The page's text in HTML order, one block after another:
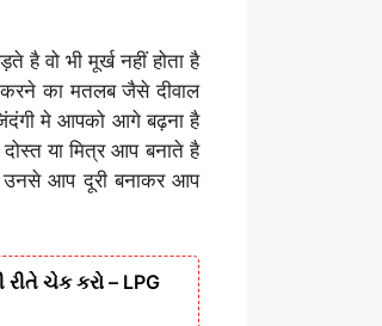
है वो भी मूर्ख नहीं होता है
करने का मतलब जैसे दीवाल
मे आपको आगे बढ़ना है
या मित्र आप बनाते है
उनसे आप दूरी बनाकर आप
ચેક કરો – LPG